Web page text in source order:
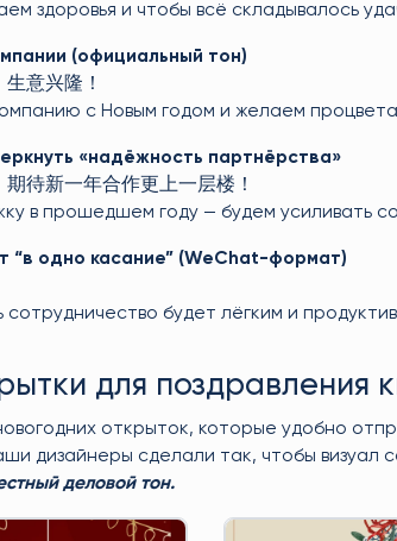
здоровья и чтобы всё складывалось
(официальный тон)
意兴隆！
с Новым годом и желаем
«надёжность партнёрства»
待新一年合作更上一层楼！
в прошедшем году — будем усиливать
“в одно касание” (WeChat-формат)
будет лёгким и
для поздравления
открыток, которые удобно
дизайнеры сделали так, чтобы визуал
деловой тон.